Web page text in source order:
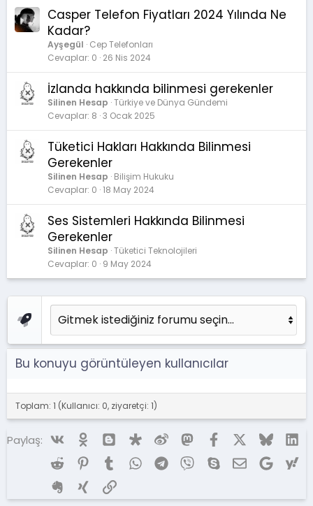
Casper Telefon Fiyatları 2024 Yılında Ne
Kadar?
Ayşegül Cep Telefonları
Cevaplar 0 26 Nis 2024
İzlanda hakkında bilinmesi gerekenler
Silinen Hesap Türkiye ve Dünya Gündemi
Cevaplar 8 3 Ocak 2025
Tüketici Hakları Hakkında Bilinmesi
Gerekenler
Silinen Hesap Bilişim Hukuku
Cevaplar 0 18 May 2024
Ses Sistemleri Hakkında Bilinmesi
Gerekenler
Silinen Hesap Tüketici Teknolojileri
Cevaplar 0 9 May 2024
Bu konuyu görüntüleyen kullanıcılar
Toplam: 1 (Kullanıcı: 0, ziyaretçi: 1)
Paylaş: Vk BloggerDiaspora
Weibo MastodonFacebookX (Twitter)
Bluesky
Reddit Pinterest
TumblrWhatsAppTelegram
ViberSkypeE-postaGoogle
Evernote
Xing Link